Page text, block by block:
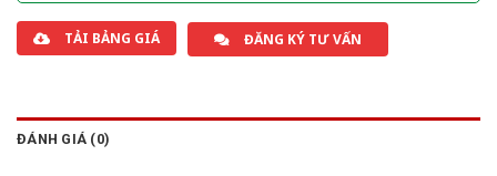
TẢI BẢNG GIÁ ĐĂNG KÝ TƯ VẤN
ĐÁNH GIÁ (0)